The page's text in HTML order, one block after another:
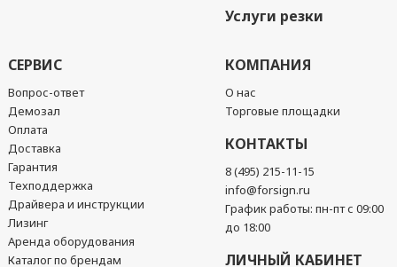
Услуги резки
СЕРВИС
Вопрос-ответ
Демозал
Оплата
Доставка
Гарантия
Техподдержка
Драйвера и инструкции
Лизинг
Аренда оборудования
Каталог по брендам
КОМПАНИЯ
О нас
Торговые площадки
КОНТАКТЫ
8 (495) 215-11-15
info@forsign.ru
График работы: пн-пт с 09:00
до 18:00
ЛИЧНЫЙ КАБИНЕТ